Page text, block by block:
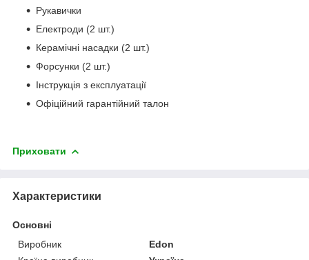
Рукавички
Електроди (2 шт.)
Керамічні насадки (2 шт.)
Форсунки (2 шт.)
Інструкція з експлуатації
Офіційний гарантійний талон
Приховати
Характеристики
Основні
Виробник
Edon